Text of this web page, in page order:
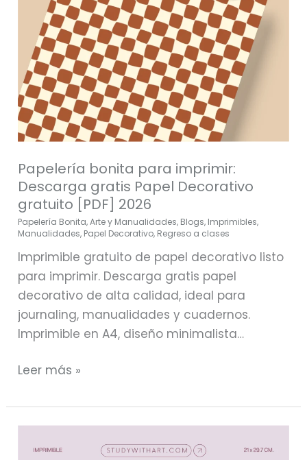
Papelería bonita para imprimir:
Descarga gratis Papel Decorativo
gratuito [PDF] 2026
Papelería Bonita,Arte y Manualidades, Blogs, Imprimibles,
Manualidades, Papel Decorativo, Regreso a clases
Imprimible gratuito de papel decorativo listo
para imprimir. Descarga gratis papel
decorativo de alta calidad, ideal para
journaling, manualidades y cuadernos.
Imprimible en A4, diseño minimalista…
Leer más »
decorativo